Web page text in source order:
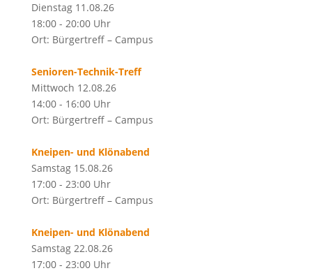
Dienstag 11.08.26
18:00 - 20:00 Uhr
Ort: Bürgertreff – Campus
Senioren-Technik-Treff
Mittwoch 12.08.26
14:00 - 16:00 Uhr
Ort: Bürgertreff – Campus
Kneipen- und Klönabend
Samstag 15.08.26
17:00 - 23:00 Uhr
Ort: Bürgertreff – Campus
Kneipen- und Klönabend
Samstag 22.08.26
17:00 - 23:00 Uhr